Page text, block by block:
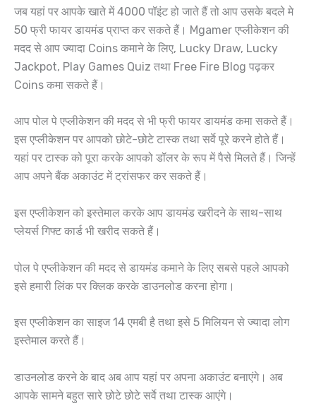
जब यहां पर आपके खाते में 4000 पॉइंट हो जाते हैं तो आप उसके बदले मे
50 फ्री फायर डायमंड प्राप्त कर सकते हैं। Mgamer एप्लीकेशन की
मदद से आप ज्यादा Coins कमाने के लिए, Lucky Draw, Lucky
Jackpot, Play Games Quiz तथा Free Fire Blog पढ़कर
Coins कमा सकते हैं।
आप पोल पे एप्लीकेशन की मदद से भी फ्री फायर डायमंड कमा सकते हैं।
इस एप्लीकेशन पर आपको छोटे-छोटे टास्क तथा सर्वे पूरे करने होते हैं।
यहां पर टास्क को पूरा करके आपको डॉलर के रूप में पैसे मिलते हैं। जिन्हें
आप अपने बैंक अकाउंट में ट्रांसफर कर सकते हैं।
इस एप्लीकेशन को इस्तेमाल करके आप डायमंड खरीदने के साथ-साथ
प्लेयर्स गिफ्ट कार्ड भी खरीद सकते हैं।
पोल पे एप्लीकेशन की मदद से डायमंड कमाने के लिए सबसे पहले आपको
इसे हमारी लिंक पर क्लिक करके डाउनलोड करना होगा।
इस एप्लीकेशन का साइज 14 एमबी है तथा इसे 5 मिलियन से ज्यादा लोग
इस्तेमाल करते हैं।
डाउनलोड करने के बाद अब आप यहां पर अपना अकाउंट बनाएंगे। अब
आपके सामने बहुत सारे छोटे छोटे सर्वे तथा टास्क आएंगे।